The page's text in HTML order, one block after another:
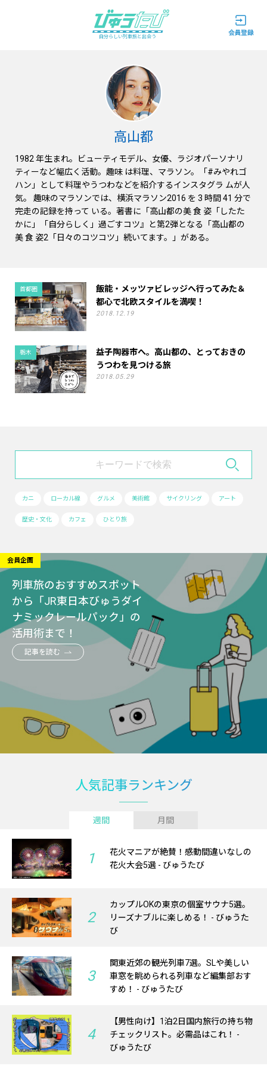
自分らしい列車旅と出会う
高山都
1982 年生まれ。ビューティモデル、女優、ラジオパーソナリ
ティーなど幅広く活動。趣味 は料理、マラソン。「#みやれゴ
ハン」として料理やうつわなどを紹介するインスタグラ ムが人
気。 趣味のマラソンでは、横浜マラソン2016 を 3 時間 41 分で
完走の記録を持って いる。著書に「高山都の美 食 姿「したた
かに」「自分らしく」過ごすコツ』と第2弾となる「高山都の
美 食 姿2「日々のコツコツ」続いてます。」がある。
首都圏
飯能・メッツァビレッジへ行ってみた＆
都心で北欧スタイルを満喫！
2018.12.19
栃木
益子陶器市へ。高山都の、とっておきの
うつわを見つける旅
2018.05.29
カニ ローカル線 グルメ 美術館 サイクリング アート
歴史・文化 カフェ ひとり旅
会員企画
列車旅のおすすめスポット
から「JR東日本びゅうダイ
ナミックレールパック」の
活用術まで！
記事を読む
人気記事ランキング
週間 月間
1
花火マニアが絶賛！感動間違いなしの
花火大会5選 - びゅうたび
2
カップルOKの東京の個室サウナ5選。
リーズナブルに楽しめる！ - びゅうた
び
3
関東近郊の観光列車7選。SLや美しい
車窓を眺められる列車など編集部おす
すめ！ - びゅうたび
4
【男性向け】1泊2日国内旅行の持ち物
チェックリスト。必需品はこれ！ -
びゅうたび